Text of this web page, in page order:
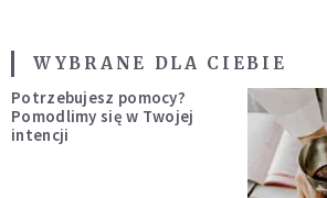
WYBRANE DLA CIEBIE
Potrzebujesz pomocy?
Pomodlimy się w Twojej
intencji